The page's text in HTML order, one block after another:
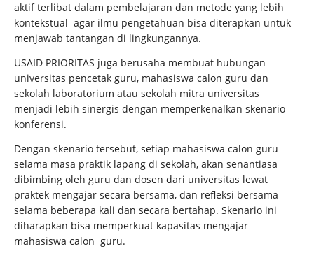
aktif terlibat dalam pembelajaran dan metode yang lebih
kontekstual agar ilmu pengetahuan bisa diterapkan untuk
menjawab tantangan di lingkungannya.
USAID PRIORITAS juga berusaha membuat hubungan
universitas pencetak guru, mahasiswa calon guru dan
sekolah laboratorium atau sekolah mitra universitas
menjadi lebih sinergis dengan memperkenalkan skenario
konferensi.
Dengan skenario tersebut, setiap mahasiswa calon guru
selama masa praktik lapang di sekolah, akan senantiasa
dibimbing oleh guru dan dosen dari universitas lewat
praktek mengajar secara bersama, dan refleksi bersama
selama beberapa kali dan secara bertahap. Skenario ini
diharapkan bisa memperkuat kapasitas mengajar
mahasiswa calon guru.